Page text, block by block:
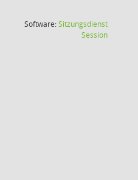
Software:Sitzungsdienst
Session(Wird in